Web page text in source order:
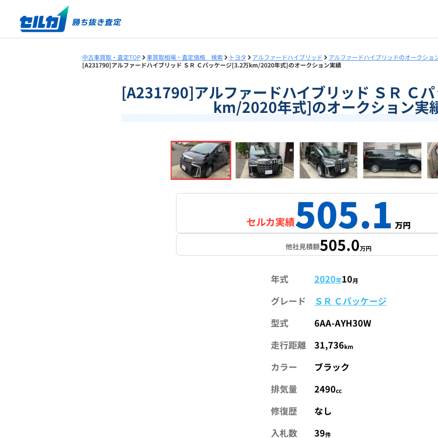
中古車買取・査定TOP 車買取相場・査定価格 検索 トヨタ アルファードハイブリッド
アルファードハイブリッドのオークショ
[A231790]アルファードハイブリッド ＳＲ Ｃパッケージ[3.2万km/2020年式]のオークション実績
[A231790]アルファードハイブリッド ＳＲ Ｃ
km/2020年式]のオークション実
セルカ実績505.1 万円
他社見積額505.0万円
年式 2020年10月
グレード
ＳＲ Ｃパッケージ
型式
6AA-AYH30W
走行距離
31,736km
カラー
ブラック
排気量
2490cc
修復歴
なし
入札数
39件